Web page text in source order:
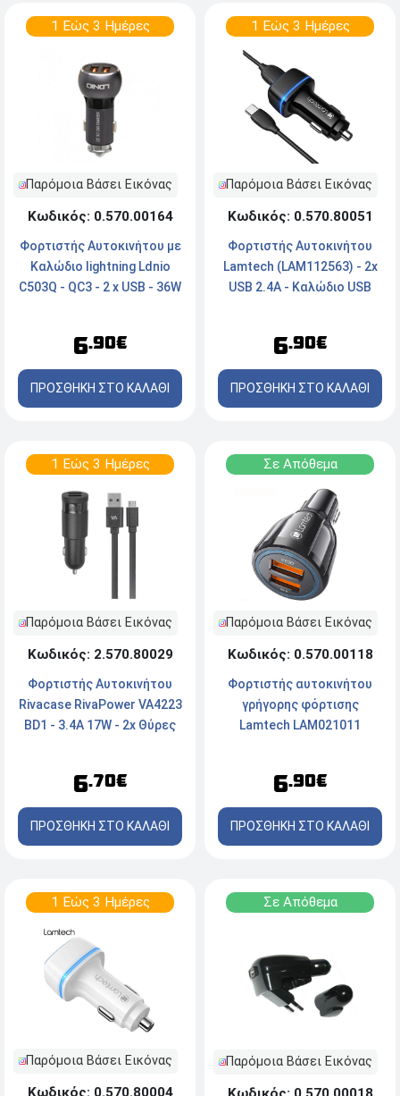
1 Εώς 3 Ημέρες
Παρόμοια Βάσει Εικόνας
Κωδικός: 0.570.00164
Φορτιστής Aυτοκινήτου με
Καλώδιο lightning Ldnio
C503Q - QC3 - 2 x USB - 36W
6.90€
ΠΡΟΣΘΗΚΗ ΣΤΟ ΚΑΛΑΘΙ
1 Εώς 3 Ημέρες
Παρόμοια Βάσει Εικόνας
Κωδικός: 0.570.80051
Φορτιστής Αυτοκινήτου
Lamtech (LAM112563) - 2x
USB 2.4A - Καλώδιο USB
6.90€
ΠΡΟΣΘΗΚΗ ΣΤΟ ΚΑΛΑΘΙ
1 Εώς 3 Ημέρες
Παρόμοια Βάσει Εικόνας
Κωδικός: 2.570.80029
Φορτιστής Αυτοκινήτου
Rivacase RivaPower VA4223
BD1 - 3.4A 17W - 2x Θύρες
6.70€
ΠΡΟΣΘΗΚΗ ΣΤΟ ΚΑΛΑΘΙ
Σε Απόθεμα
Παρόμοια Βάσει Εικόνας
Κωδικός: 0.570.00118
Φορτιστής αυτοκινήτου
γρήγορης φόρτισης
Lamtech LAM021011
6.90€
ΠΡΟΣΘΗΚΗ ΣΤΟ ΚΑΛΑΘΙ
1 Εώς 3 Ημέρες
Παρόμοια Βάσει Εικόνας
Κωδικός: 0.570.80004
Σε Απόθεμα
Παρόμοια Βάσει Εικόνας